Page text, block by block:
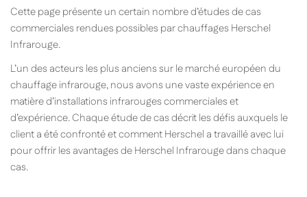
Cette page présente un certain nombre d’études de cas
commerciales rendues possibles par chauffages Herschel
Infrarouge.
L’un des acteurs les plus anciens sur le marché européen du
chauffage infrarouge, nous avons une vaste expérience en
matière d’installations infrarouges commerciales et
d’expérience. Chaque étude de cas décrit les défis auxquels le
client a été confronté et comment Herschel a travaillé avec lui
pour offrir les avantages de Herschel Infrarouge dans chaque
cas.